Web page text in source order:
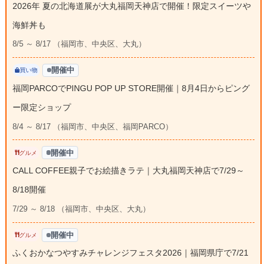
2026年 夏の北海道展が大丸福岡天神店で開催！限定スイーツや
海鮮丼も
8/5 ～ 8/17 （福岡市、中央区、大丸）
買い物 開催中
福岡PARCOでPINGU POP UP STORE開催｜8月4日からピング
ー限定ショップ
8/4 ～ 8/17 （福岡市、中央区、福岡PARCO）
グルメ 開催中
CALL COFFEE親子でお絵描きラテ｜大丸福岡天神店で7/29～
8/18開催
7/29 ～ 8/18 （福岡市、中央区、大丸）
グルメ 開催中
ふくおかなつやすみチャレンジフェスタ2026｜福岡県庁で7/21